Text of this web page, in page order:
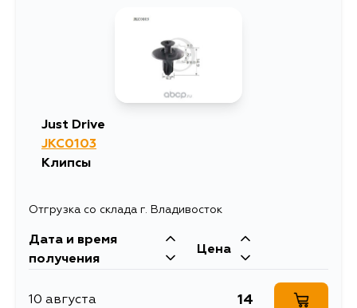
Just Drive
JKC0103
Клипсы
Отгрузка со склада г. Владивосток
Дата и время
получения
Цена
10 августа 14